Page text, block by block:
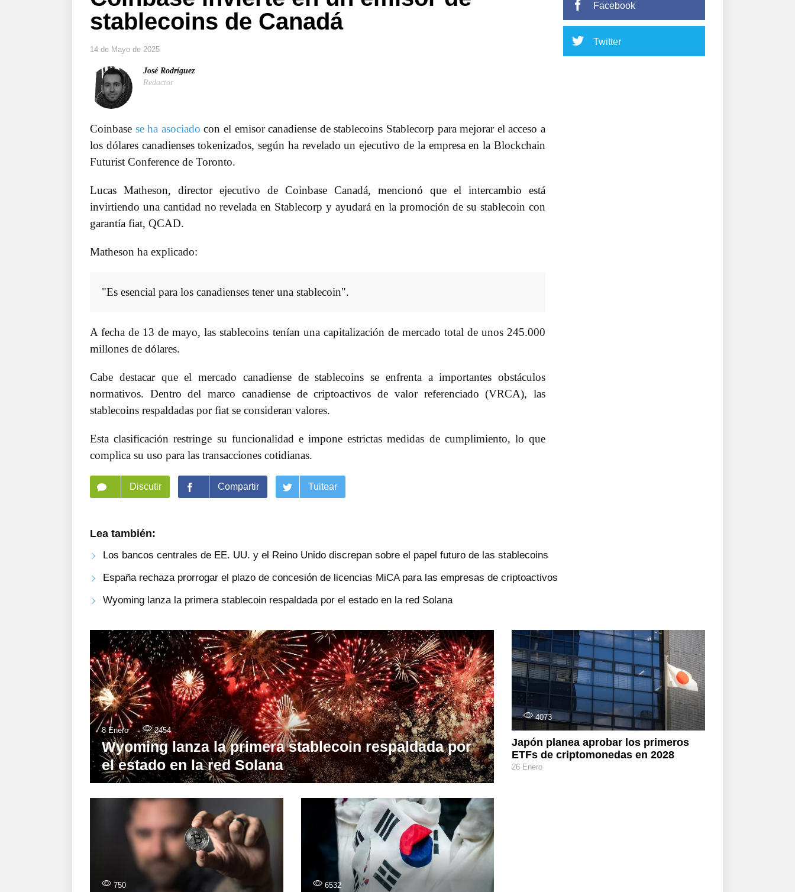
stablecoins de Canadá
14 de Mayo de 2025
José Rodríguez
Redactor
Coinbase se ha asociado con el emisor canadiense de stablecoins Stablecorp para mejorar el acceso a
los dólares canadienses tokenizados, según ha revelado un ejecutivo de la empresa en la Blockchain
Futurist Conference de Toronto.
Lucas Matheson, director ejecutivo de Coinbase Canadá, mencionó que el intercambio está
invirtiendo una cantidad no revelada en Stablecorp y ayudará en la promoción de su stablecoin con
garantía fiat, QCAD.
Matheson ha explicado:
"Es esencial para los canadienses tener una stablecoin".
A fecha de 13 de mayo, las stablecoins tenían una capitalización de mercado total de unos 245.000
millones de dólares.
Cabe destacar que el mercado canadiense de stablecoins se enfrenta a importantes obstáculos
normativos. Dentro del marco canadiense de criptoactivos de valor referenciado (VRCA), las
stablecoins respaldadas por fiat se consideran valores.
Esta clasificación restringe su funcionalidad e impone estrictas medidas de cumplimiento, lo que
complica su uso para las transacciones cotidianas.
Discutir Compartir Tuitear
Facebook
Twitter
Lea también:
Los bancos centrales de EE. UU. y el Reino Unido discrepan sobre el papel futuro de las stablecoins
España rechaza prorrogar el plazo de concesión de licencias MiCA para las empresas de criptoactivos
Wyoming lanza la primera stablecoin respaldada por el estado en la red Solana
8 Enero 2454
Wyoming lanza la primera stablecoin respaldada por
el estado en la red Solana
4073
Japón planea aprobar los primeros
ETFs de criptomonedas en 2028
26 Enero
750 6532